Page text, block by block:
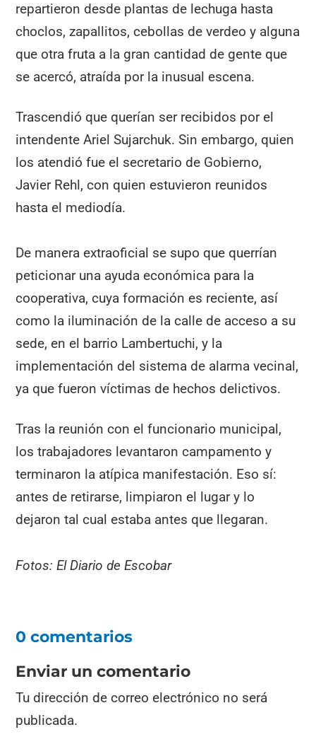
repartieron desde plantas de lechuga hasta
choclos, zapallitos, cebollas de verdeo y alguna
que otra fruta a la gran cantidad de gente que
se acercó, atraída por la inusual escena.
Trascendió que querían ser recibidos por el
intendente Ariel Sujarchuk. Sin embargo, quien
los atendió fue el secretario de Gobierno,
Javier Rehl, con quien estuvieron reunidos
hasta el mediodía.
De manera extraoficial se supo que querrían
peticionar una ayuda económica para la
cooperativa, cuya formación es reciente, así
como la iluminación de la calle de acceso a su
sede, en el barrio Lambertuchi, y la
implementación del sistema de alarma vecinal,
ya que fueron víctimas de hechos delictivos.
Tras la reunión con el funcionario municipal,
los trabajadores levantaron campamento y
terminaron la atípica manifestación. Eso sí:
antes de retirarse, limpiaron el lugar y lo
dejaron tal cual estaba antes que llegaran.
Fotos: El Diario de Escobar
0 comentarios
Enviar un comentario
Tu dirección de correo electrónico no será
publicada.